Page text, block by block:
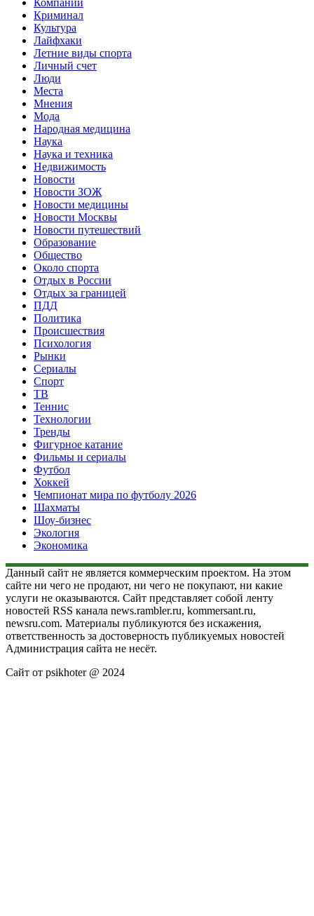
Криминал
Культура
Лайфхаки
Летние виды спорта
Личный счет
Люди
Места
Мнения
Мода
Народная медицина
Наука
Наука и техника
Недвижимость
Новости
Новости ЗОЖ
Новости медицины
Новости Москвы
Новости путешествий
Образование
Общество
Около спорта
Отдых в России
Отдых за границей
ПДД
Политика
Происшествия
Психология
Рынки
Сериалы
Спорт
ТВ
Теннис
Технологии
Тренды
Фигурное катание
Фильмы и сериалы
Футбол
Хоккей
Чемпионат мира по футболу 2026
Шахматы
Шоу-бизнес
Экология
Экономика
Данный сайт не является коммерческим проектом. На этом
сайте ни чего не продают, ни чего не покупают, ни какие
услуги не оказываются. Сайт представляет собой ленту
новостей RSS канала news.rambler.ru, kommersant.ru,
newsru.com. Материалы публикуются без искажения,
ответственность за достоверность публикуемых новостей
Администрация сайта не несёт.
Сайт от psikhoter @ 2024